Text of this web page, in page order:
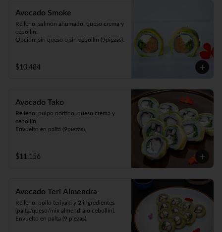
Avocado Smoke
Relleno: salmón ahumado, queso crema y
cebollín.
Opción: sin queso o sin cebollín (9piezas).
$10.484
Avocado Tako
Relleno: pulpo nortino, queso crema y
cebollín.
Envuelto en palta (9piezas).
$11.156
Avocado Teri Almendra
Relleno: pollo teriyaki y 2 ingredientes
(palta/queso/mix almendra o cebollín).
Envuelto en palta (9 piezas).